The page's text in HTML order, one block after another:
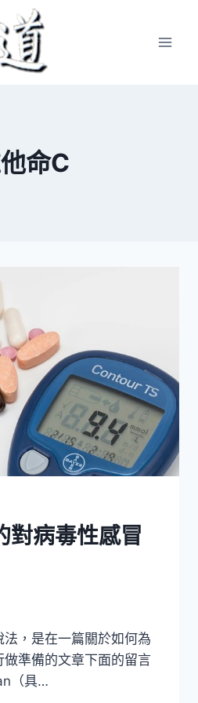
命C
對病毒性感冒
，是在一篇關於如何為
準備的文章下面的留言
（具…